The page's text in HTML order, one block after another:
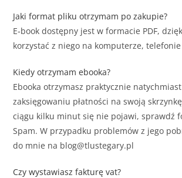
Jaki format pliku otrzymam po zakupie?
E‑book dostępny jest w formacie PDF,
korzystać z niego na komputerze,
Kiedy otrzymam ebooka?
Ebooka otrzymasz praktycznie
zaksięgowaniu płatności na swoją
ciągu kilku minut się nie pojawi, sprawdź
Spam. W przypadku problemów z jego
do mnie na blog@tlustegary.pl
Czy wystawiasz fakturę vat?